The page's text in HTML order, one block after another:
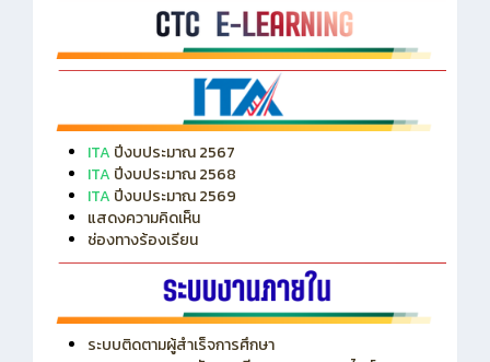
ITA ปีงบประมาณ 2567
ITA ปีงบประมาณ 2568
ITAปีงบประมาณ 2569
แสดงความคิดเห็น
ช่องทางร้องเรียน